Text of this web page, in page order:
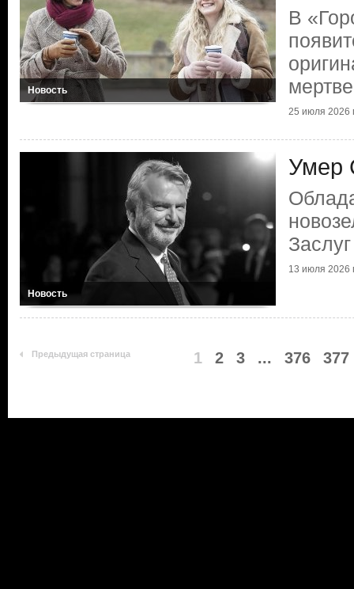
Новость
В
25 июля 2026
Новость
Умер
13 июля 2026
Предыдущая страница 1 2 3 ... 376 377